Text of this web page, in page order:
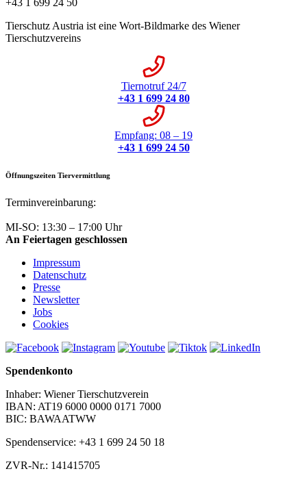
Tierschutz Austria ist eine Wort-Bildmarke des Wiener
Tierschutzvereins
Tiernotruf 24/7
+43 1 699 24 80
Empfang: 08 – 19
+43 1 699 24 50
Öffnungszeiten Tiervermittlung
Terminvereinbarung:
MI-SO: 13:30 – 17:00 Uhr
An Feiertagen geschlossen
Impressum
Datenschutz
Presse
Newsletter
Jobs
Cookies
Spendenkonto
Inhaber: Wiener Tierschutzverein
IBAN: AT19 6000 0000 0171 7000
BIC: BAWAATWW
Spendenservice: +43 1 699 24 50 18
ZVR-Nr.: 141415705